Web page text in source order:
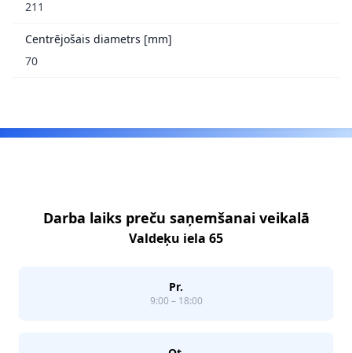
211
Centrējošais diametrs [mm]
70
Darba laiks preču saņemšanai veikalā
Valdeķu iela 65
Pr.
9:00 – 18:00